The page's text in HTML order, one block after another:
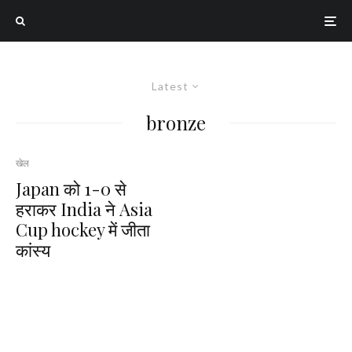
Latest
bronze
खेल
Japan को 1-0 से
हराकर India ने Asia
Cup hockey में जीता
कांस्य